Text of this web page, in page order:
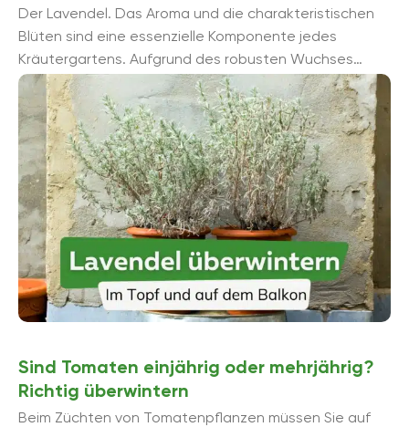
Der Lavendel. Das Aroma und die charakteristischen
Blüten sind eine essenzielle Komponente jedes
Kräutergartens. Aufgrund des robusten Wuchses
lassen sich Lavendel-Arten aber auch auf dem Balkon
problemlos ziehen, ...
Sind Tomaten einjährig oder mehrjährig?
Richtig überwintern
Beim Züchten von Tomatenpflanzen müssen Sie auf